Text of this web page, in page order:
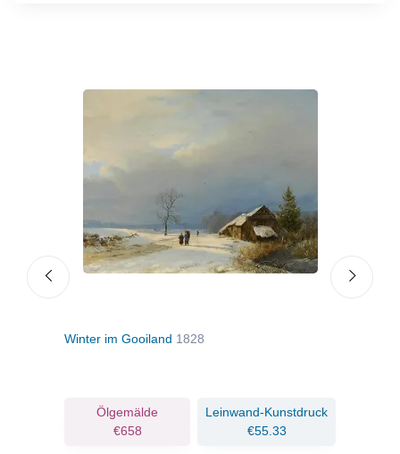
Winter im Gooiland 1828
Ölgemälde
€658
Leinwand-Kunstdruck
€55.33